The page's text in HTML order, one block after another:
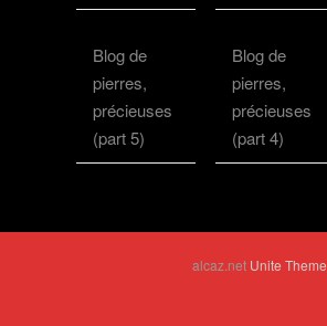
Blog de
pierres,
précieuses
(part 5)
Blog de
pierres,
précieuses
(part 4)
alcaz.net Unite Theme